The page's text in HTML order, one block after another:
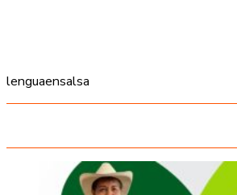
lenguaensalsa